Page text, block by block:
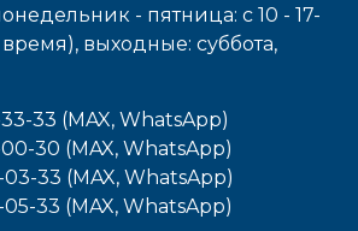
- пятница: с 10 - 17-
выходные: cуббота,
33 (MAX, WhatsApp)
00-30 (MAX, WhatsApp)
03-33 (MAX, WhatsApp)
05-33 (MAX, WhatsApp)